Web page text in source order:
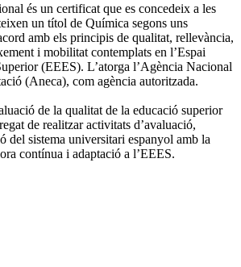
és un certificat que es concedeix a les
un títol de Química segons uns
amb els principis de qualitat, rellevància,
i mobilitat contemplats en l’Espai
(EEES). L’atorga l’Agència Nacional
(Aneca), com agència autoritzada.
de la qualitat de la educació superior
de realitzar activitats d’avaluació,
del sistema universitari espanyol amb la
contínua i adaptació a l’EEES.